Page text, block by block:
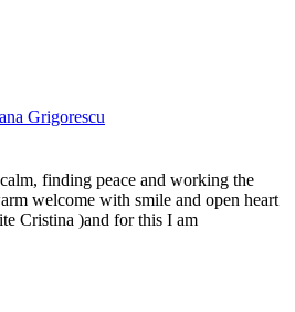
Grigorescu
finding peace and working the
welcome with smile and open heart
Cristina )and for this I am